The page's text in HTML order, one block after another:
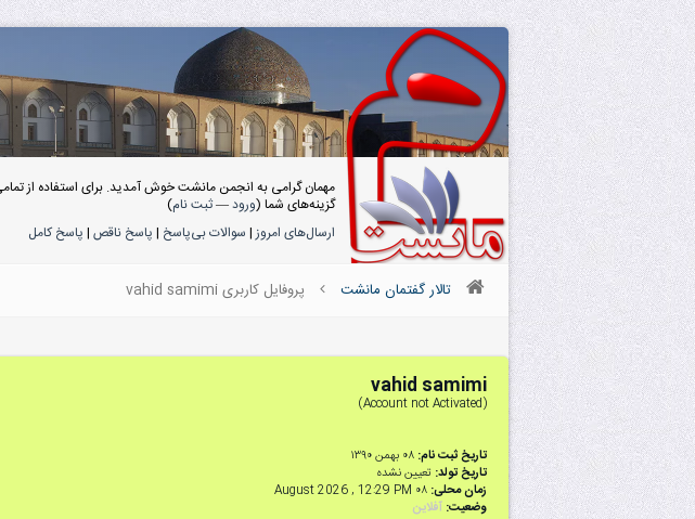
مهمان گرامی به انجمن مانشت خوش آمدید. برای استفاده از
گزینه‌های شما (ورود—ثبت نام)
ارسال‌های امروز| سوالات بی‌پاسخ | پاسخ ناقص | پاسخ کامل
تالار گفتمان مانشت پروفایل کاربری vahid samimi
vahid samimi
(Account not Activated)
تاریخ ثبت نام: ۰۸ بهمن ۱۳۹۰
تاریخ تولد: تعیین نشده
زمان محلی: ۰۸ August 2026 , 12:29 PM
وضعیت: آفلاین